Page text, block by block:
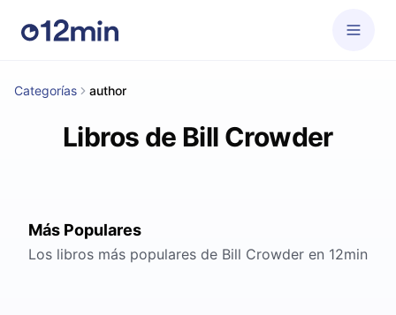
Categorías author
Libros de Bill Crowder
Más Populares
Los libros más populares de Bill Crowder en 12min